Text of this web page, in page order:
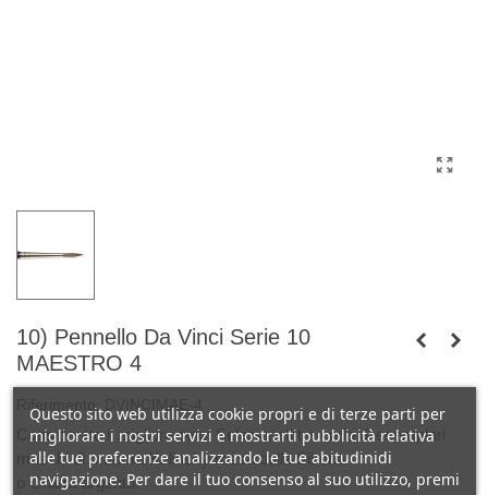
10) Pennello Da Vinci Serie 10
MAESTRO 4
Riferimento: DVINCIMAE-4
Considerato il migliore pelo. Selezionati tra coda di esemplari
maschi di martora Kolinsky rossa dalla Siberia.
o Ghiera argento.
Questo sito web utilizza cookie propri e di terze parti per
migliorare i nostri servizi e mostrarti pubblicità relativa
alle tue preferenze analizzando le tue abitudinidi
navigazione. Per dare il tuo consenso al suo utilizzo, premi